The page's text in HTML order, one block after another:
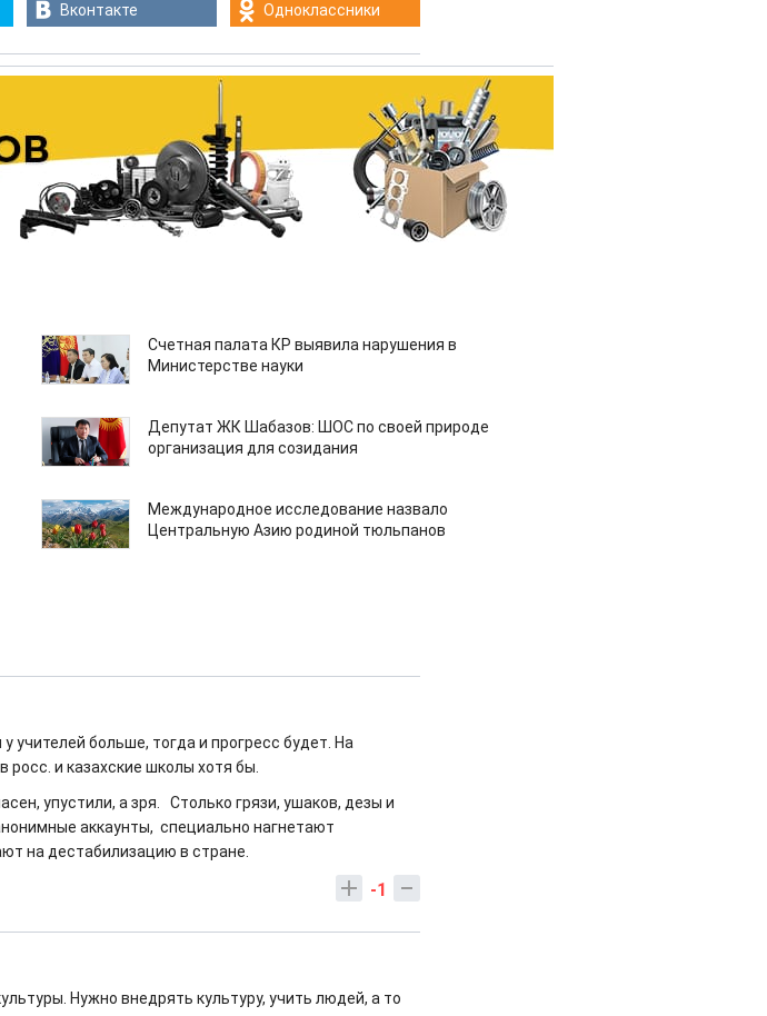
Вконтакте Одноклассники
Счетная палата КР выявила нарушения в
Министерстве науки
Депутат ЖК Шабазов: ШОС по своей природе
организация для созидания
Международное исследование назвало
Центральную Азию родиной тюльпанов
учителей больше, тогда и прогресс будет. На
росс. и казахские школы хотя бы.
упустили, а зря. Столько грязи, ушаков, дезы и
аккаунты, специально нагнетают
на дестабилизацию в стране.
-1
Нужно внедрять культуру, учить людей, а то